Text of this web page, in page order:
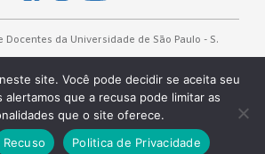
Docentes da Universidade de São Paulo - S.
1366 - São Paulo, SP - CEP 05508-070
/ 66 ● (11) 3813-5573 ● (11) 3815-9245 ●
3032-5950
Group.
site. Você pode decidir se aceita seu
alertamos que a recusa pode limitar as
que o site oferece.
Recuso Politica de Privacidade